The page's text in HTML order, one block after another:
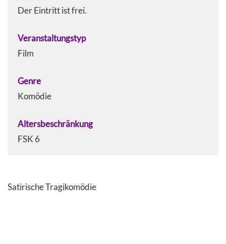
Der Eintritt ist frei.
Veranstaltungstyp
Film
Genre
Komödie
Altersbeschränkung
FSK 6
Satirische Tragikomödie